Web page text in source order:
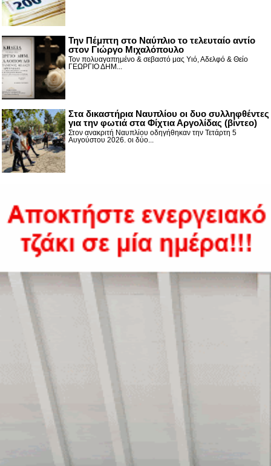
Την Πέμπτη στο Ναύπλιο το τελευταίο αντίο
στον Γιώργο Μιχαλόπουλο
Τον πολυαγαπημένο & σεβαστό μας Υιό, Αδελφό & Θείο
ΓΕΩΡΓΙΟ ΔΗΜ...
Στα δικαστήρια Ναυπλίου οι δυο συλληφθέντες
για την φωτιά στα Φίχτια Αργολίδας (βίντεο)
Στον ανακριτή Ναυπλίου οδηγήθηκαν την Τετάρτη 5
Αυγούστου 2026. οι δύο...